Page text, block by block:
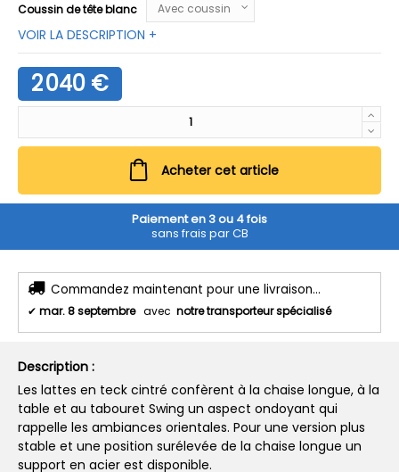
Coussin de tête blanc
VOIR LA DESCRIPTION +
2 040 €
Acheter cet article
Paiement en 3 ou 4 fois
sans frais par CB
Commandez maintenant pour une livraison...
✔ mar. 8 septembre avec notre transporteur spécialisé
Description :
Les lattes en teck cintré confèrent à la chaise longue, à la
table et au tabouret Swing un aspect ondoyant qui
rappelle les ambiances orientales. Pour une version plus
stable et une position surélevée de la chaise longue un
support en acier est disponible.